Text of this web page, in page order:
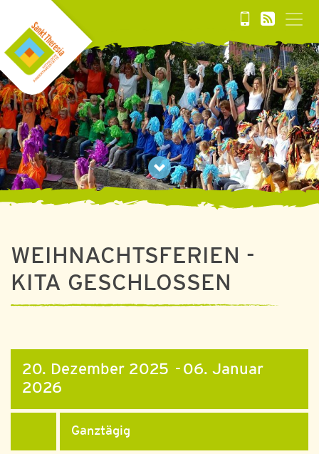
WEIHNACHTSFERIEN -
KITA GESCHLOSSEN
20. DEZEMBER 2025 BIS 06. JANUAR 2026
20. Dezember 2025 - 06. Januar
2026
Ganztägig